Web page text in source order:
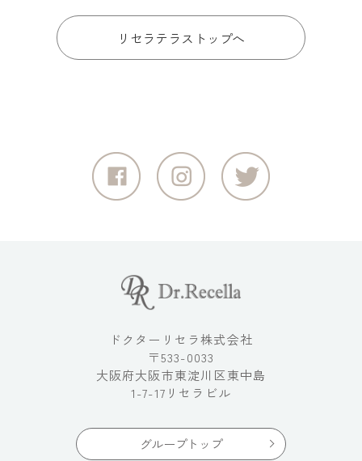
リセラテラストップへ
ドクターリセラ株式会社
〒533-0033
大阪府大阪市東淀川区東中島
1-7-17リセラビル
グループトップ